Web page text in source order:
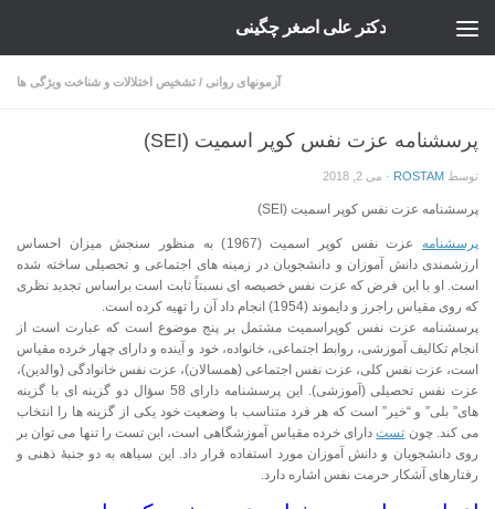
دکتر علی اصغر چگینی
آزمونهای روانی / تشخیص اختلالات و شناخت ویژگی ها
پرسشنامه عزت نفس کوپر اسمیت (SEI)
توسط ROSTAM
· می 2, 2018
پرسشنامه عزت نفس کوپر اسمیت (SEI)
پرسشنامه
عزت نفس کوپر اسمیت (1967) به منظور سنجش میزان احساس
ارزشمندی دانش آموزان و دانشجویان در زمینه های اجتماعی و تحصیلی ساخته شده
است. او با این فرض که عزت نفس خصیصه ای نسبتاً ثابت است براساس تجدید نظری
که روی مقیاس راجرز و دایموند (1954) انجام داد آن را تهیه کرده است.
پرسشنامه عزت نفس کوپراسمیت مشتمل بر پنج موضوع است که عبارت است از
انجام تکالیف آموزشی، روابط اجتماعی، خانواده، خود و آینده و دارای چهار خرده مقیاس
است، عزت نفس کلی، عزت نفس اجتماعی (همسالان)، عزت نفس خانوادگی (والدین)،
عزت نفس تحصیلی (آموزشی). این پرسشنامه دارای 58 سؤال دو گزینه ای با گزینه
های” بلی” و “خیر” است که هر فرد متناسب با وضعیت خود یکی از گزینه ها را انتخاب
می کند. چون تستدارای خرده مقیاس آموزشگاهی است، این تست را تنها می توان بر
روی دانشجویان و دانش آموزان مورد استفاده قرار داد. این سیاهه به دو جنبۀ ذهنی و
رفتارهای آشکار حرمت نفس اشاره دارد.